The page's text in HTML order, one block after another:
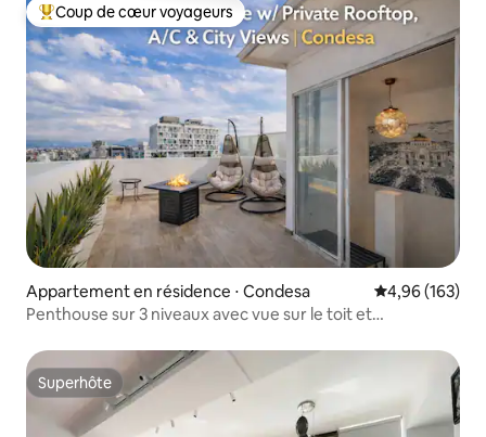
Coups de cœur voyageurs les plus appréciés
Coup de cœur voyageurs
Appartement en résidence ⋅ Condesa Évaluation
4,96 (163)
Penthouse sur 3 niveaux avec vue sur le toit et
Superhôte
Superhôte